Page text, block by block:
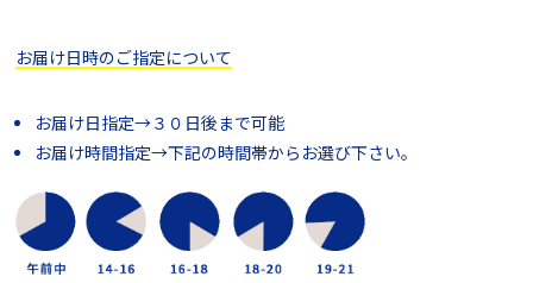
お届け日時のご指定について
お届け日指定→３０日後まで可能
お届け時間指定→下記の時間帯からお選び下さい。